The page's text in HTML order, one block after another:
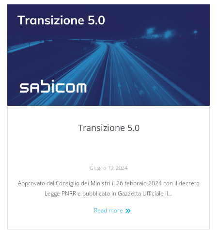
Transizione 5.0
Giugno 19, 2024
Approvato dal Consiglio dei Ministri il 26 febbraio 2024 con il decreto
Legge PNRR e pubblicato in Gazzetta Ufficiale il…
Read more